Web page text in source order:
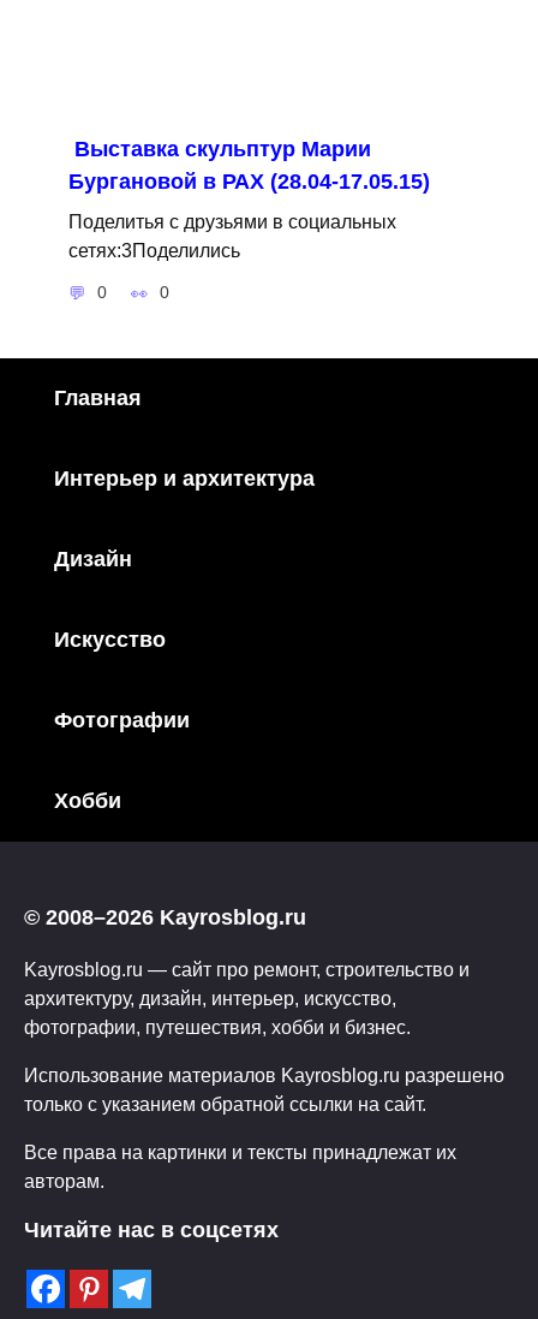
Выставка скульптур Марии
Бургановой в РАХ (28.04-17.05.15)
Поделитья с друзьями в социальных
сетях:3Поделились
0 0
Главная
Интерьер и архитектура
Дизайн
Искусство
Фотографии
Хобби
© 2008–2026 Kayrosblog.ru
Kayrosblog.ru — сайт про ремонт, строительство и
архитектуру, дизайн, интерьер, искусство,
фотографии, путешествия, хобби и бизнес.
Использование материалов Kayrosblog.ru разрешено
только с указанием обратной ссылки на сайт.
Все права на картинки и тексты принадлежат их
авторам.
Читайте нас в соцсетях